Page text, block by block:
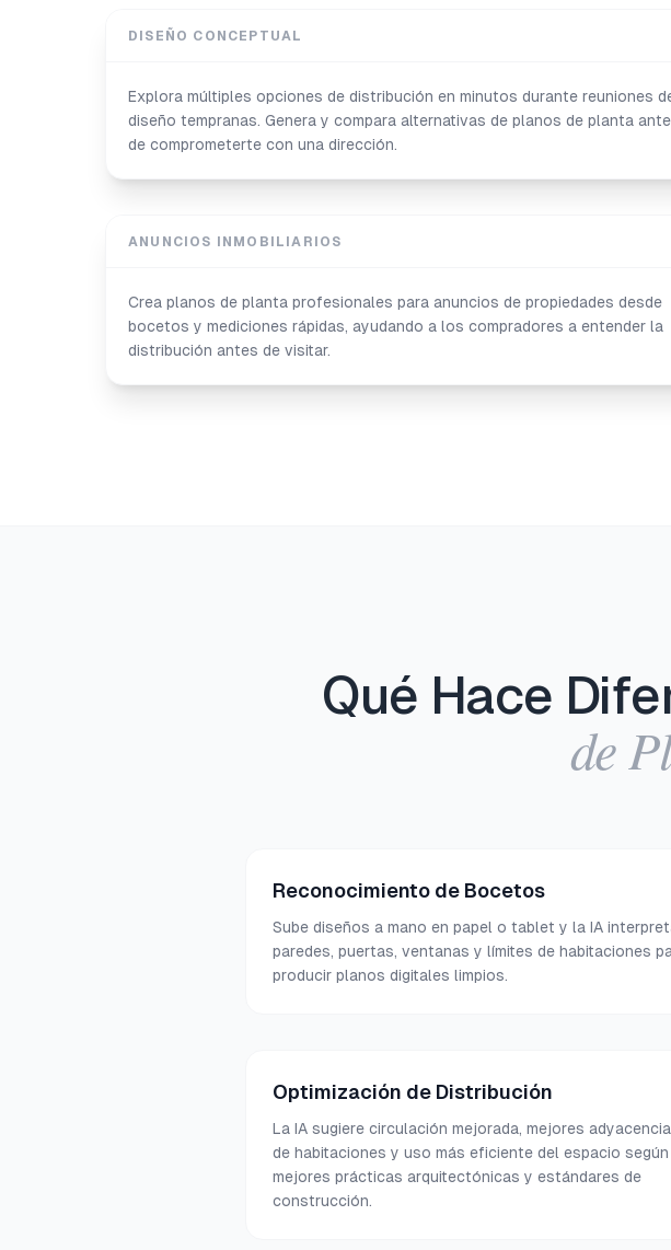
DISEÑO CONCEPTUAL
Explora múltiples opciones de distribución en minutos durante reuniones
diseño tempranas. Genera y compara alternativas de planos de planta
de comprometerte con una dirección.
ANUNCIOS INMOBILIARIOS
Crea planos de planta profesionales para anuncios de propiedades desde
bocetos y mediciones rápidas, ayudando a los compradores a entender la
distribución antes de visitar.
Qué Hace
de
Reconocimiento de Bocetos
Sube diseños a mano en papel o tablet y la IA
paredes, puertas, ventanas y límites de habitaciones
producir planos digitales limpios.
Optimización de Distribución
La IA sugiere circulación mejorada, mejores
de habitaciones y uso más eficiente del espacio según
mejores prácticas arquitectónicas y estándares de
construcción.